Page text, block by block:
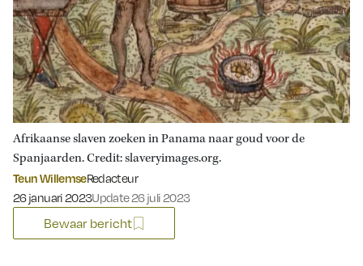
Afrikaanse slaven zoeken in Panama naar goud voor de
Spanjaarden. Credit: slaveryimages.org.
Teun WillemseRedacteur
Gepubliceerd op:
26 januari 2023Update 26 juli 2023
Bewaar bericht